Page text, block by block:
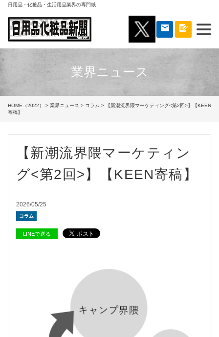
日用品・化粧品・生活用品業界の専門紙
業界ニュース
HOME（2022） > 業界ニュース > コラム > 【新潮流界隈マーケティング<第2回>】【KEEN
寄稿】
【新潮流界隈マーケティン
グ<第2回>】【KEEN寄稿】
2026/05/25
コラム
LINEで送る